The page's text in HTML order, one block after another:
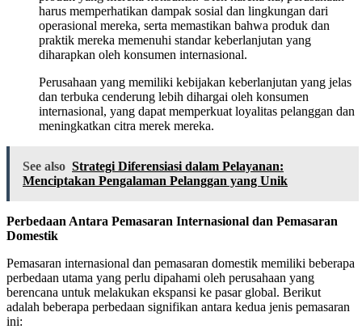
harus memperhatikan dampak sosial dan lingkungan dari
operasional mereka, serta memastikan bahwa produk dan
praktik mereka memenuhi standar keberlanjutan yang
diharapkan oleh konsumen internasional.
Perusahaan yang memiliki kebijakan keberlanjutan yang jelas
dan terbuka cenderung lebih dihargai oleh konsumen
internasional, yang dapat memperkuat loyalitas pelanggan dan
meningkatkan citra merek mereka.
See also Strategi Diferensiasi dalam Pelayanan:
Menciptakan Pengalaman Pelanggan yang Unik
Perbedaan Antara Pemasaran Internasional dan Pemasaran
Domestik
Pemasaran internasional dan pemasaran domestik memiliki beberapa
perbedaan utama yang perlu dipahami oleh perusahaan yang
berencana untuk melakukan ekspansi ke pasar global. Berikut
adalah beberapa perbedaan signifikan antara kedua jenis pemasaran
ini: